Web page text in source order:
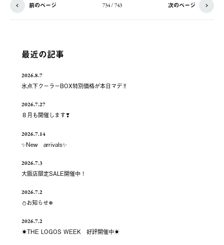
前のページ 734 / 743 次のページ
最近の記事
2026.8.7
氷点下クーラーBOX特別価格が本日マデ‼
2026.7.27
８月も開催します❣
2026.7.14
✨New arrivals✨
2026.7.3
大阪店限定SALE開催中！
2026.7.2
⛄お知らせ❄
2026.7.2
☀️THE LOGOS WEEK 好評開催中☀️